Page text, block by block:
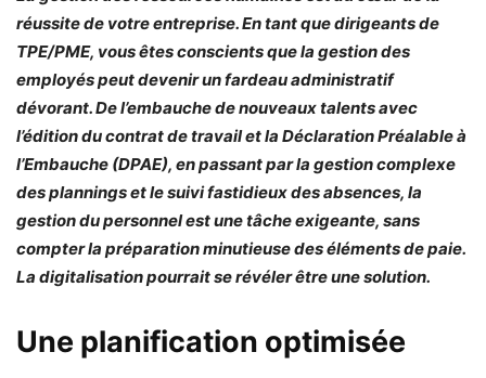
réussite de votre entreprise. En tant que dirigeants de
TPE/PME, vous êtes conscients que la gestion des
employés peut devenir un fardeau administratif
dévorant. De l’embauche de nouveaux talents avec
l’édition du contrat de travail et la Déclaration Préalable à
l’Embauche (DPAE), en passant par la gestion complexe
des plannings et le suivi fastidieux des absences, la
gestion du personnel est une tâche exigeante, sans
compter la préparation minutieuse des éléments de paie.
La digitalisation pourrait se révéler être une solution.
Une planification optimisée